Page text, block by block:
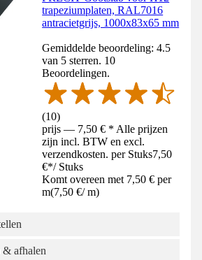
trapeziumplaten, RAL7016
antracietgrijs, 1000x83x65 mm
Gemiddelde beoordeling: 4.5
van 5 sterren. 10
Beoordelingen.
(10)
prijs — 7,50 € * Alle prijzen
zijn incl. BTW en excl.
verzendkosten. per Stuks7,50
€*/ Stuks
Komt overeen met 7,50 € per
m(7,50 €/ m)
& afhalen